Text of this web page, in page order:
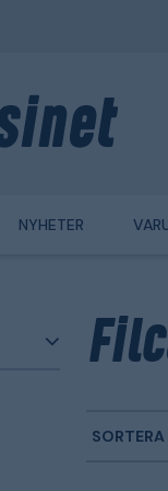
NYHETER
SORTERA